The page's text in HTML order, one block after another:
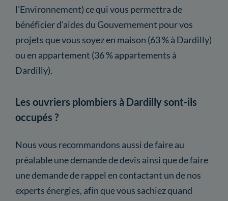
l'Environnement) ce qui vous permettra de
bénéficier d'aides du Gouvernement pour vos
projets que vous soyez en maison (63 % à Dardilly)
ou en appartement (36 % appartements à
Dardilly).
Les ouvriers plombiers à Dardilly sont-ils
occupés ?
Nous vous recommandons aussi de faire au
préalable une demande de devis ainsi que de faire
une demande de rappel en contactant un de nos
experts énergies, afin que vous sachiez quand